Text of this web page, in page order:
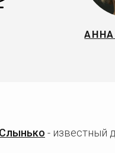
- известный